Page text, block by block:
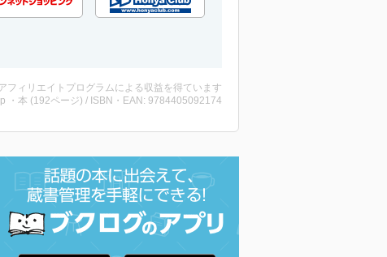
フィリエイトプログラムによる収益を得ています
・本 (192ページ) / ISBN・EAN: 9784405092174